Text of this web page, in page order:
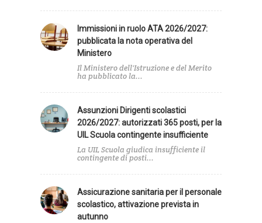
Immissioni in ruolo ATA 2026/2027:
pubblicata la nota operativa del
Ministero
Il Ministero dell'Istruzione e del Merito
ha pubblicato la...
Assunzioni Dirigenti scolastici
2026/2027: autorizzati 365 posti, per la
UIL Scuola contingente insufficiente
La UIL Scuola giudica insufficiente il
contingente di posti...
Assicurazione sanitaria per il personale
scolastico, attivazione prevista in
autunno